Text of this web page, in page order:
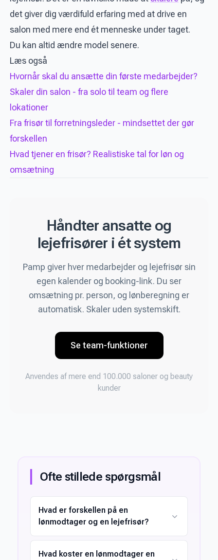
det giver dig værdifuld erfaring med at drive en
salon med mere end ét menneske under taget.
Du kan altid ændre model senere.
Læs også
Hvornår skal du ansætte din første medarbejder?
Skaler din salon - fra solo til team og flere
lokationer
Fra frisør til forretningsleder - mindsettet der gør
forskellen
Hvad tjener en frisør? Realistiske tal for løn og
omsætning
Håndter ansatte og
lejefrisører i ét system
Pamp giver hver medarbejder og lejefrisør sin
egen kalender og booking-link. Du ser
omsætning pr. person, og lønberegning er
automatisk. Skaler uden systemskift.
Se team-funktioner
Anvendes af mere end 100.000 saloner og beauty
kunder
Ofte stillede spørgsmål
Hvad er forskellen på en
lønmodtager og en lejefrisør?
Hvad koster en lønmodtager en